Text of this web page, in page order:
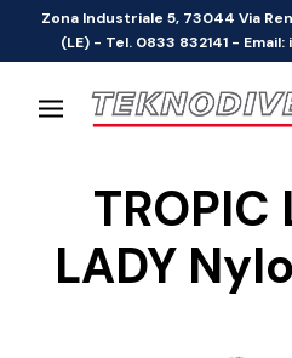
Zona Industriale 5, 73044 Via
(LE) - Tel. 0833 832141 -
TROPIC
LADY